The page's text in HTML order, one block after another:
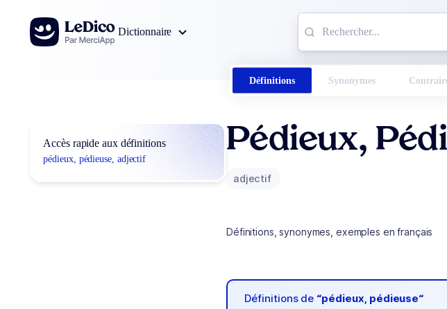
Aller au contenu
Dictionnaire
Définitions Synonymes
Accès rapide aux définitions
pédieux, pédieuse, adjectif
Pédieux,
adjectif
Définitions, synonymes, exemples en français
Définitions de “pédieux, pédieuse“